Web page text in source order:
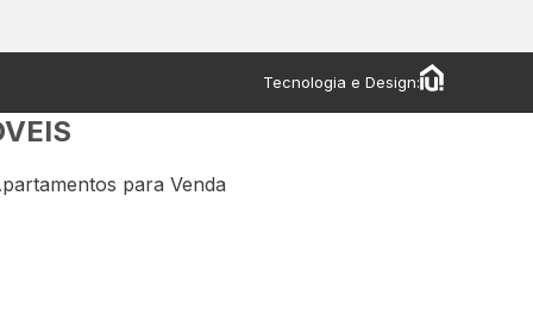
Tecnologia e Design:
para Venda